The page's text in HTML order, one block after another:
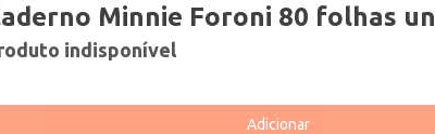
Minnie Foroni 80 folhas un
indisponível
Adicionar